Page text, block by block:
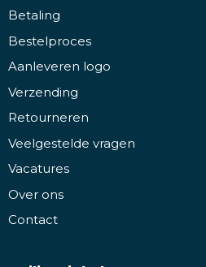
Betaling
Bestelproces
Aanleveren logo
Verzending
Retourneren
Veelgestelde vragen
Vacatures
Over ons
Contact